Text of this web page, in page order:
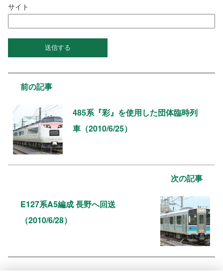
サイト
前の記事
485系『彩』を使用した団体臨時列
車（2010/6/25）
次の記事
E127系A5編成 長野へ回送
（2010/6/28）